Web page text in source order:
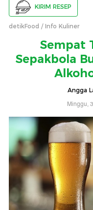
KIRIM RESEP
detikFood Info Kuliner
Sempat
Sepakbola
Angga
Minggu,